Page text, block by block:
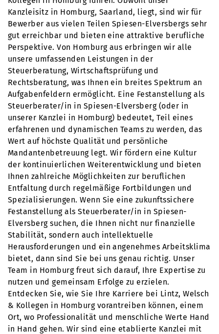
Kanzleisitz in Homburg, Saarland, liegt, sind wir für
Bewerber aus vielen Teilen Spiesen-Elversbergs sehr
gut erreichbar und bieten eine attraktive berufliche
Perspektive. Von Homburg aus erbringen wir alle
unsere umfassenden Leistungen in der
Steuerberatung, Wirtschaftsprüfung und
Rechtsberatung, was Ihnen ein breites Spektrum an
Aufgabenfeldern ermöglicht. Eine Festanstellung als
Steuerberater/in in Spiesen-Elversberg (oder in
unserer Kanzlei in Homburg) bedeutet, Teil eines
erfahrenen und dynamischen Teams zu werden, das
Wert auf höchste Qualität und persönliche
Mandantenbetreuung legt. Wir fördern eine Kultur
der kontinuierlichen Weiterentwicklung und bieten
Ihnen zahlreiche Möglichkeiten zur beruflichen
Entfaltung durch regelmäßige Fortbildungen und
Spezialisierungen. Wenn Sie eine zukunftssichere
Festanstellung als Steuerberater/in in Spiesen-
Elversberg suchen, die Ihnen nicht nur finanzielle
Stabilität, sondern auch intellektuelle
Herausforderungen und ein angenehmes Arbeitsklima
bietet, dann sind Sie bei uns genau richtig. Unser
Team in Homburg freut sich darauf, Ihre Expertise zu
nutzen und gemeinsam Erfolge zu erzielen.
Entdecken Sie, wie Sie Ihre Karriere bei Lintz, Welsch
& Kollegen in Homburg vorantreiben können, einem
Ort, wo Professionalität und menschliche Werte Hand
in Hand gehen. Wir sind eine etablierte Kanzlei mit